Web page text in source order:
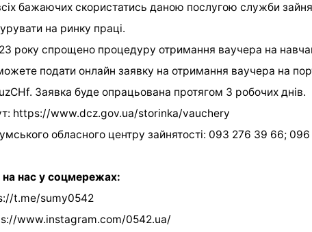
бажаючих скористатись даною послугою служби
на ринку праці.
року спрощено процедуру отримання ваучера на
подати онлайн заявку на отримання ваучера на
Заявка буде опрацьована протягом 3 робочих днів.
https://www.dcz.gov.ua/storinka/vauchery
обласного центру зайнятості: 093 276 39 66;
на нас у соцмережах:
t.me/sumy0542
www.instagram.com/0542.ua/